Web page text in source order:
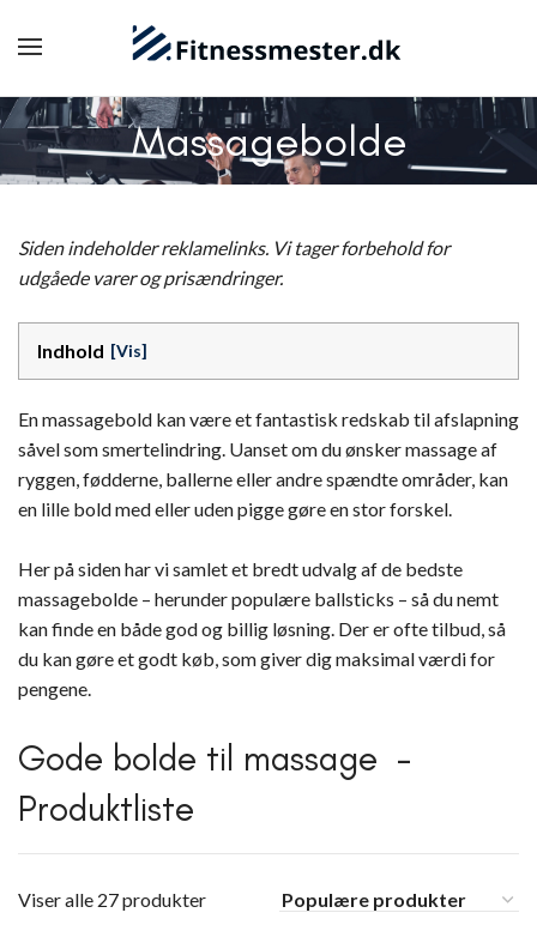
Massagebolde
Siden indeholder reklamelinks. Vi tager forbehold for
udgåede varer og prisændringer.
Indhold
En massagebold kan være et fantastisk redskab til afslapning
såvel som smertelindring. Uanset om du ønsker massage af
ryggen, fødderne, ballerne eller andre spændte områder, kan
en lille bold med eller uden pigge gøre en stor forskel.
Her på siden har vi samlet et bredt udvalg af de bedste
massagebolde – herunder populære ballsticks – så du nemt
kan finde en både god og billig løsning. Der er ofte tilbud, så
du kan gøre et godt køb, som giver dig maksimal værdi for
pengene.
Gode bolde til massage –
Produktliste
Viser alle 27 produkter